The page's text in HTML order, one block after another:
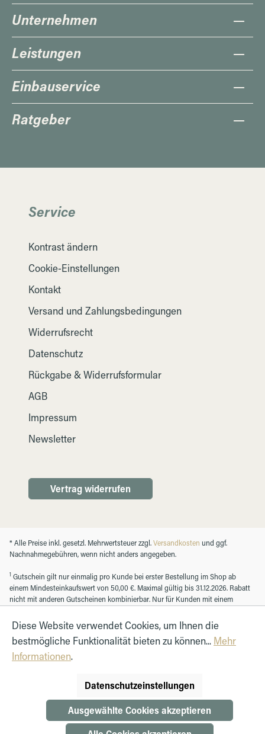
Unternehmen
Leistungen
Einbauservice
Ratgeber
Service
Kontrast ändern
Cookie-Einstellungen
Kontakt
Versand und Zahlungsbedingungen
Widerrufsrecht
Datenschutz
Rückgabe & Widerrufsformular
AGB
Impressum
Newsletter
Vertrag widerrufen
* Alle Preise inkl. gesetzl. Mehrwertsteuer zzgl.Versandkosten und ggf.
Nachnahmegebühren, wenn nicht anders angegeben.
1 Gutschein gilt nur einmalig pro Kunde bei erster Bestellung im Shop ab
einem Mindesteinkaufswert von 50,00 €. Maximal gültig bis 31.12.2026. Rabatt
nicht mit anderen Gutscheinen kombinierbar. Nur für Kunden mit einem
Diese Website verwendet Cookies, um Ihnen die
bestmögliche Funktionalität bieten zu können... Mehr
Informationen.
Datenschutzeinstellungen
Ausgewählte Cookies akzeptieren